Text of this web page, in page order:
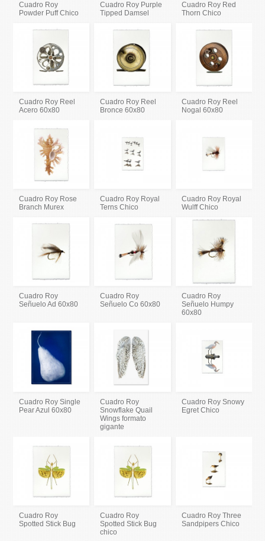
Cuadro Roy
Powder Puff Chico
Cuadro Roy Purple
Tipped Damsel
Cuadro Roy Red
Thorn Chico
Cuadro Roy Reel
Acero 60x80
Cuadro Roy Reel
Bronce 60x80
Cuadro Roy Reel
Nogal 60x80
Cuadro Roy Rose
Branch Murex
Cuadro Roy Royal
Terns Chico
Cuadro Roy Royal
Wulff Chico
Cuadro Roy
Señuelo Ad 60x80
Cuadro Roy
Señuelo Co 60x80
Cuadro Roy
Señuelo Humpy
60x80
Cuadro Roy Single
Pear Azul 60x80
Cuadro Roy
Snowflake Quail
Wings formato
gigante
Cuadro Roy Snowy
Egret Chico
Cuadro Roy
Spotted Stick Bug
Cuadro Roy
Spotted Stick Bug
chico
Cuadro Roy Three
Sandpipers Chico